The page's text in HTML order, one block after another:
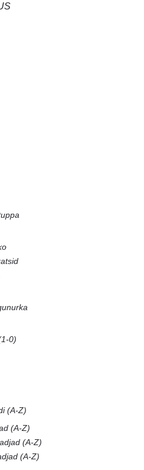
0)
(A-Z)
(A-Z)
(A-Z)
(A-Z)